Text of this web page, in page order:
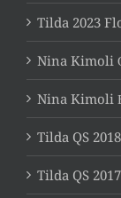
Tilda 2023
Nina Kimoli
Nina Kimoli
Tilda QS 2018
Tilda QS 2017